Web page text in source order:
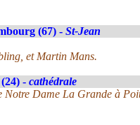
(67) - St-Jean
et Martin Mans.
- cathédrale
Notre Dame La Grande à